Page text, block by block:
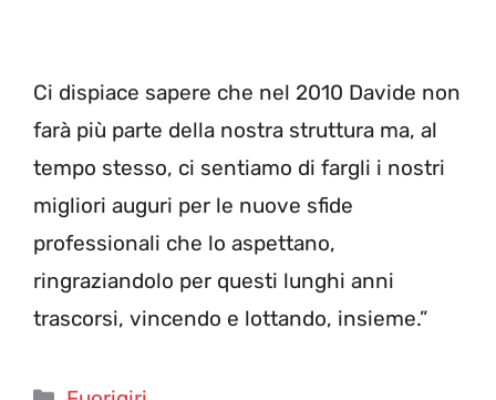
Ci dispiace sapere che nel 2010 Davide non
farà più parte della nostra struttura ma, al
tempo stesso, ci sentiamo di fargli i nostri
migliori auguri per le nuove sfide
professionali che lo aspettano,
ringraziandolo per questi lunghi anni
trascorsi, vincendo e lottando, insieme.”
Categorie